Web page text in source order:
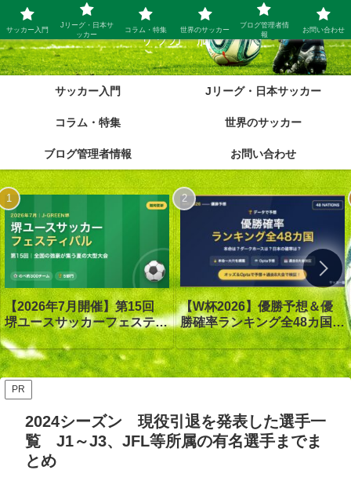
サッカー脳
サッカー入門 Jリーグ・日本サッカー
コラム・特集 世界のサッカー
ブログ管理者情報 お問い合わせ
【2026年7月開催】第15回
堺ユースサッカーフェスティ
バル in J-GREEN堺｜大会概
要・日程・参加カテゴリ【随
時更新】
【W杯2026】優勝予想＆優
勝確率ランキング全48カ国｜
優勝は1番人気スペイン｜オ
ッズ答え合わせ【Opta検
証】
PR
2024シーズン 現役引退を発表した選手一
覧 J1～J3、JFL等所属の有名選手までま
とめ
サッカー入門
Jリーグ・日本サ
ッカー
コラム・特集 世界のサッカー
ブログ管理者情
報
お問い合わせ